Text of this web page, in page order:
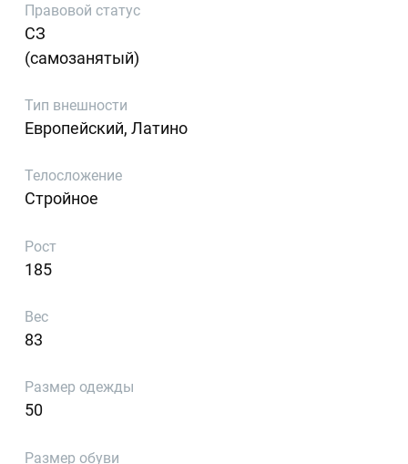
Правовой статус
СЗ
(самозанятый)
Тип внешности
Европейский, Латино
Телосложение
Стройное
Рост
185
Вес
83
Размер одежды
50
Размер обуви